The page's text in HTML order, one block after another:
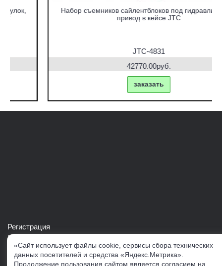
Набор съемников сайлентблоков под гидравлический
привод в кейсе JTC
42770.00руб.
Регистрация
Войти в свой аккаунт
Скачать каталог продукции VERTUL
«Сайт использует файлы cookie, сервисы сбора технических
данных посетителей и средства «Яндекс.Метрика».
Продолжение пользования сайтом является согласием на